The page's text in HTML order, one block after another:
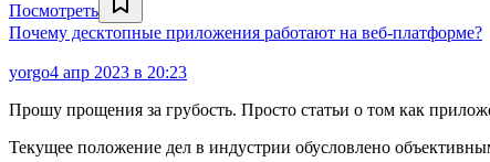
Посмотреть
Почему десктопные приложения работают на веб-платформе?
yorgo4 апр 2023 в 20:23
Прошу прощения за грубость. Просто статьи о том как
Текущее положение дел в индустрии обусловлено